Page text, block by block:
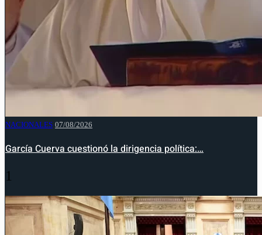
NACIONALES 07/08/2026
García Cuerva cuestionó la dirigencia política:…
1